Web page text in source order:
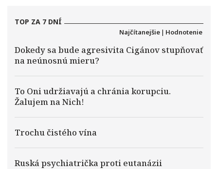
TOP ZA 7 DNÍ
Najčítanejšie | Hodnotenie
Dokedy sa bude agresivita Cigánov stupňovať
na neúnosnú mieru?
To Oni udržiavajú a chránia korupciu.
Žalujem na Nich!
Trochu čistého vína
Ruská psychiatrička proti eutanázii